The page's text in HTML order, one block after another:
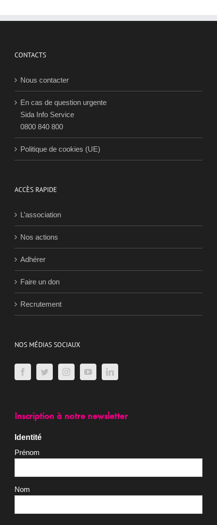
CONTACTS
Nous contacter
En cas de question urgente
Sida Info Service
0800 840 800
Politique de cookies (UE)
ACCÈS RAPIDE
L’association
Nos actions
Adhérer
Faire un don
Recrutement
NOS MÉDIAS SOCIAUX
Inscription à notre newsletter
Identité
Prénom
Nom